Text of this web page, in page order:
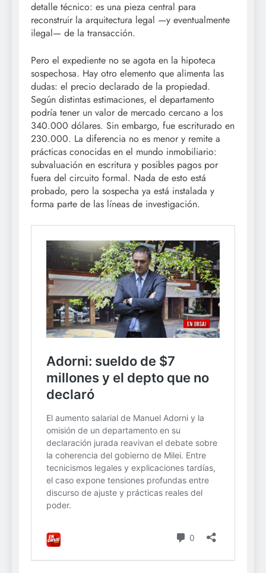
detalle técnico: es una pieza central para
reconstruir la arquitectura legal —y eventualmente
ilegal— de la transacción.
Pero el expediente no se agota en la hipoteca
sospechosa. Hay otro elemento que alimenta las
dudas: el precio declarado de la propiedad.
Según distintas estimaciones, el departamento
podría tener un valor de mercado cercano a los
340.000 dólares. Sin embargo, fue escriturado en
230.000. La diferencia no es menor y remite a
prácticas conocidas en el mundo inmobiliario:
subvaluación en escritura y posibles pagos por
fuera del circuito formal. Nada de esto está
probado, pero la sospecha ya está instalada y
forma parte de las líneas de investigación.